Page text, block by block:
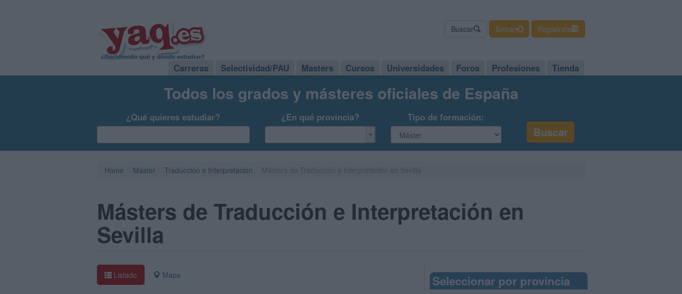
Buscar Entrar Regístrate
Carreras Selectividad/PAU Masters Cursos Universidades Foros Profesiones Tienda
Todos los grados y másteres oficiales de España
¿Qué quieres estudiar? ¿En qué provincia? Tipo de formación:
Home Máster Traducción e Interpretación
Másters de Traducción e Interpretación en
Sevilla
Listado Mapa Seleccionar por provincia